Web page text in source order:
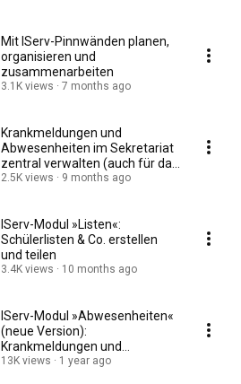
Mit IServ-Pinnwänden planen,
organisieren und
zusammenarbeiten
3.1K views 7 months ago
Krankmeldungen und
Abwesenheiten im Sekretariat
zentral verwalten (auch für das
IServ-Klassenbuch)
2.5K views 9 months ago
​IServ-Modul »Listen«:
Schülerlisten & Co. erstellen
und teilen
3.4K views 10 months ago
IServ-Modul »Abwesenheiten«
(neue Version):
Krankmeldungen und
Beurlaubungsanträge
13K views 1 year ago